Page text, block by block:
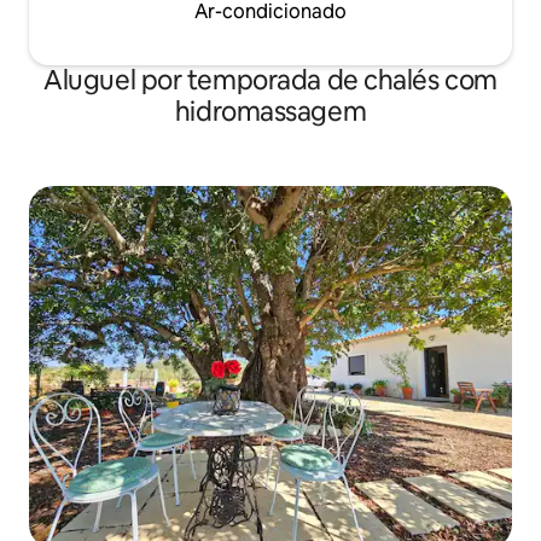
Ar-condicionado
Aluguel por temporada de chalés com
hidromassagem